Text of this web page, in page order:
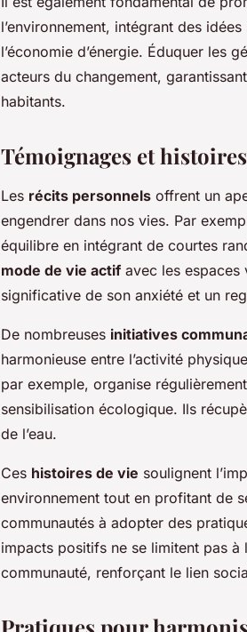
l’environnement, intégrant des
l’économie d’énergie. Éduquer les
acteurs du changement,
habitants.
Témoignages et
Les récits personnels offrent un
engendrer dans nos vies. Par
équilibre en intégrant de courtes
mode de vie actif avec les espaces
significative de son anxiété et un
De nombreuses initiatives
harmonieuse entre l’activité
par exemple, organise
sensibilisation écologique. Ils
de l’eau.
Ces histoires de vie soulignent
environnement tout en profitant de
communautés à adopter des
impacts positifs ne se limitent pas à
communauté, renforçant le lien